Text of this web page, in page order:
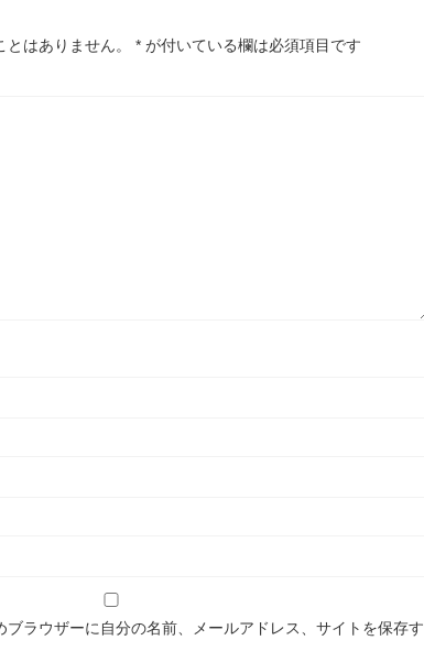
はありません。 * が付いている欄は必須項目です
ブラウザーに自分の名前、メールアドレス、サイトを保存す